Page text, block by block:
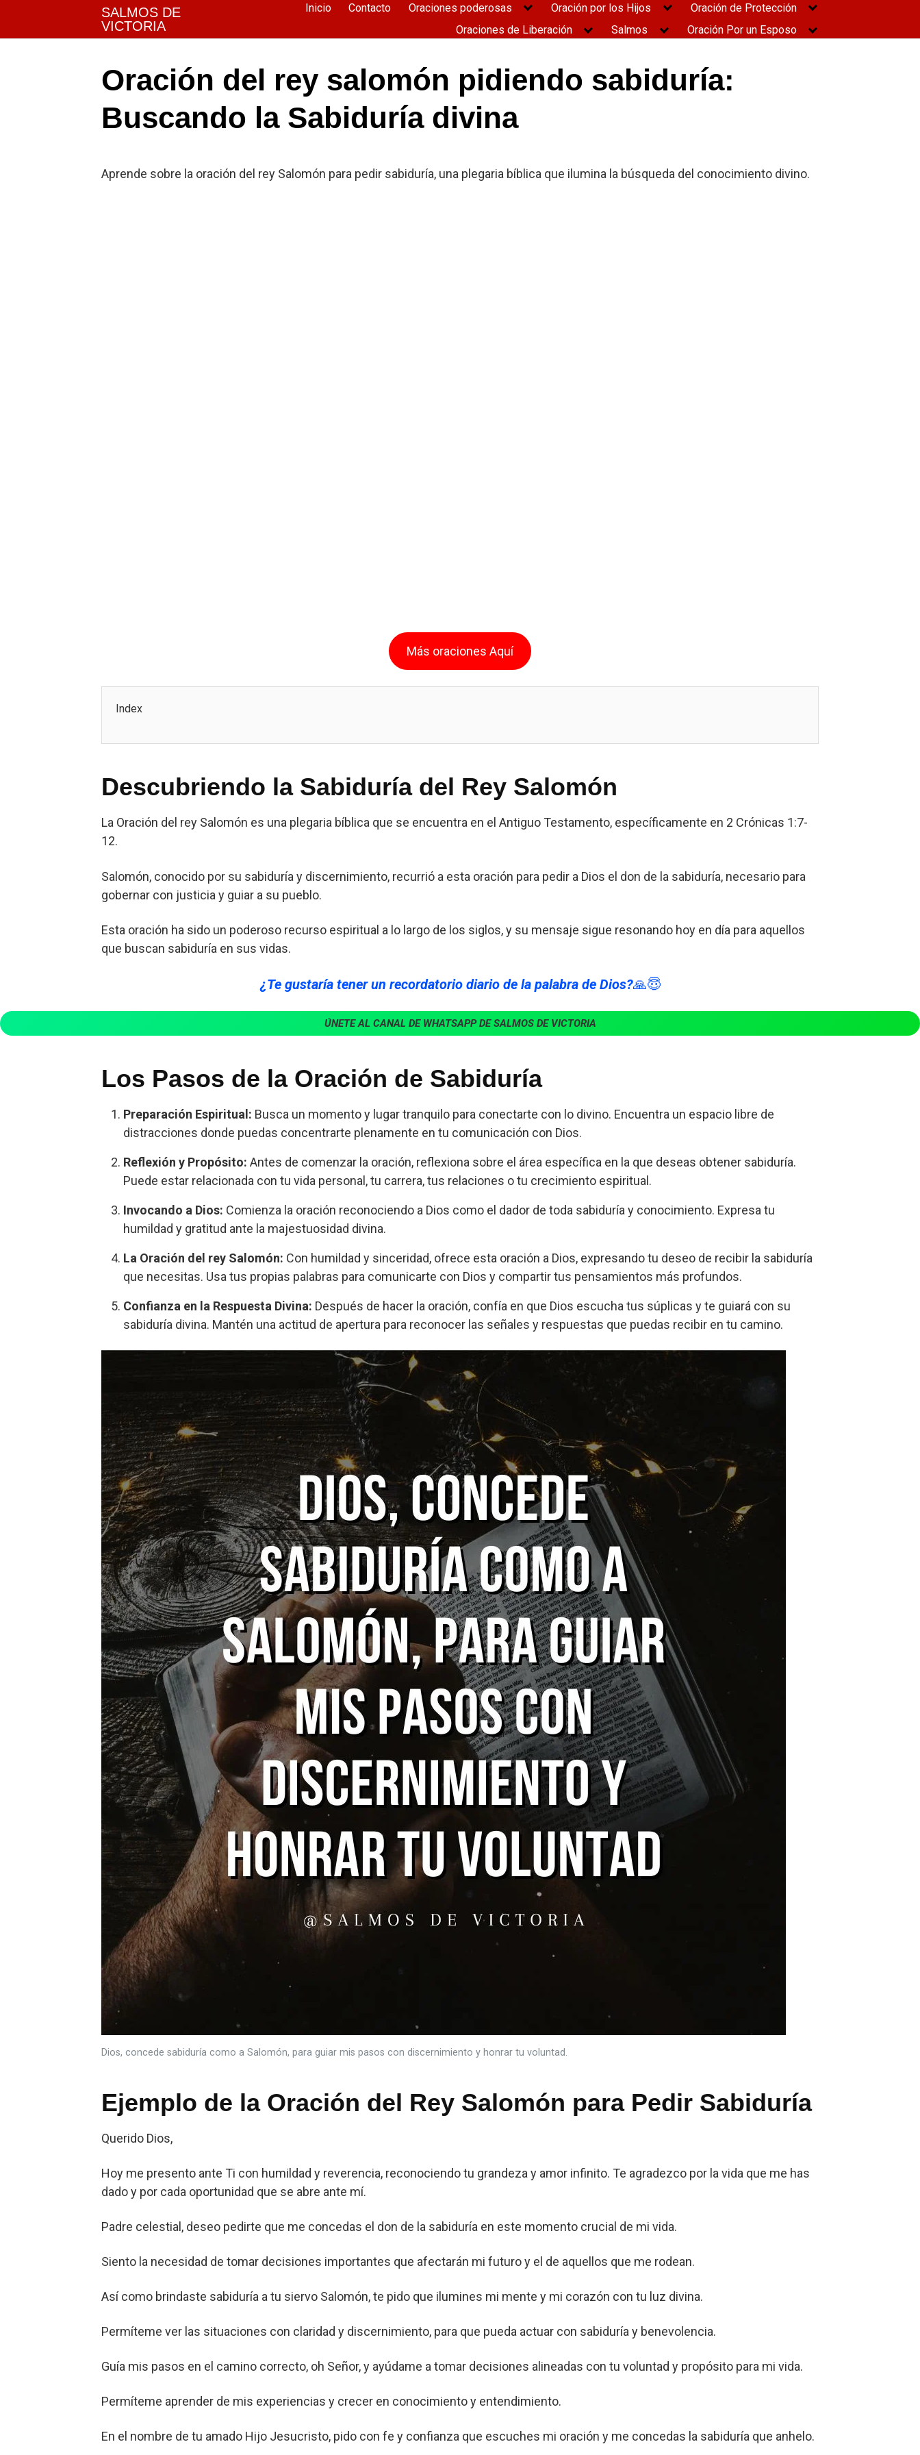
content
SALMOS DE
VICTORIA
Inicio Contacto Oraciones poderosas Oración por los Hijos
Oración de Protección
Oraciones de Liberación
Salmos Oración Por un Esposo
Oración del rey salomón pidiendo sabiduría:
Buscando la Sabiduría divina
Aprende sobre la oración del rey Salomón para pedir sabiduría, una plegaria bíblica que ilumina la búsqueda del conocimiento divino.
Más oraciones Aquí
Index
Descubriendo la Sabiduría del Rey Salomón
La Oración del rey Salomón es una plegaria bíblica que se encuentra en el Antiguo Testamento, específicamente en 2 Crónicas 1:7-
12.
Salomón, conocido por su sabiduría y discernimiento, recurrió a esta oración para pedir a Dios el don de la sabiduría, necesario para
gobernar con justicia y guiar a su pueblo.
Esta oración ha sido un poderoso recurso espiritual a lo largo de los siglos, y su mensaje sigue resonando hoy en día para aquellos
que buscan sabiduría en sus vidas.
¿Te gustaría tener un recordatorio diario de la palabra de Dios?🙏😇
ÚNETE AL CANAL DE WHATSAPP DE SALMOS DE VICTORIA
Los Pasos de la Oración de Sabiduría
Preparación Espiritual: Busca un momento y lugar tranquilo para conectarte con lo divino. Encuentra un espacio libre de
distracciones donde puedas concentrarte plenamente en tu comunicación con Dios.
Reflexión y Propósito: Antes de comenzar la oración, reflexiona sobre el área específica en la que deseas obtener sabiduría.
Puede estar relacionada con tu vida personal, tu carrera, tus relaciones o tu crecimiento espiritual.
Invocando a Dios: Comienza la oración reconociendo a Dios como el dador de toda sabiduría y conocimiento. Expresa tu
humildad y gratitud ante la majestuosidad divina.
La Oración del rey Salomón: Con humildad y sinceridad, ofrece esta oración a Dios, expresando tu deseo de recibir la sabiduría
que necesitas. Usa tus propias palabras para comunicarte con Dios y compartir tus pensamientos más profundos.
Confianza en la Respuesta Divina: Después de hacer la oración, confía en que Dios escucha tus súplicas y te guiará con su
sabiduría divina. Mantén una actitud de apertura para reconocer las señales y respuestas que puedas recibir en tu camino.
Dios, concede sabiduría como a Salomón, para guiar mis pasos con discernimiento y honrar tu voluntad.
Ejemplo de la Oración del Rey Salomón para Pedir Sabiduría
Querido Dios,
Hoy me presento ante Ti con humildad y reverencia, reconociendo tu grandeza y amor infinito. Te agradezco por la vida que me has
dado y por cada oportunidad que se abre ante mí.
Padre celestial, deseo pedirte que me concedas el don de la sabiduría en este momento crucial de mi vida.
Siento la necesidad de tomar decisiones importantes que afectarán mi futuro y el de aquellos que me rodean.
Así como brindaste sabiduría a tu siervo Salomón, te pido que ilumines mi mente y mi corazón con tu luz divina.
Permíteme ver las situaciones con claridad y discernimiento, para que pueda actuar con sabiduría y benevolencia.
Guía mis pasos en el camino correcto, oh Señor, y ayúdame a tomar decisiones alineadas con tu voluntad y propósito para mi vida.
Permíteme aprender de mis experiencias y crecer en conocimiento y entendimiento.
En el nombre de tu amado Hijo Jesucristo, pido con fe y confianza que escuches mi oración y me concedas la sabiduría que anhelo.